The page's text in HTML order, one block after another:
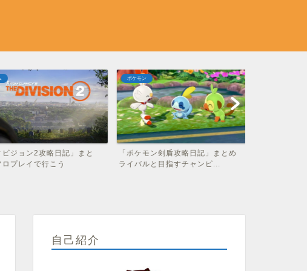
ビジョン2攻略日記」まと
プレイで行こう
ポケモン
「ポケモン剣盾攻略日記」まとめ
ライバルと目指すチャンピ...
自己紹介